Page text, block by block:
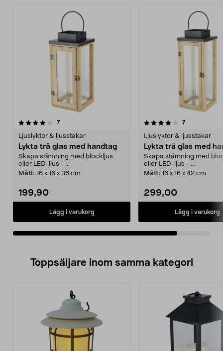
7recensioner
Ljuslyktor & ljusstakar
Lykta trä glas med handtag
Skapa stämning med blockljus
eller LED-ljus –...
Mått: 16 x 16 x 36 cm
199,90
Lägg i varukorg
4.0av 5 stjärnor 7recensioner
Ljuslyktor & ljusstakar
Lykta trä glas med
Skapa stämning med
eller LED-ljus –...
Mått: 16 x 16 x 42 cm
299,00
Lägg i varukorg
Toppsäljare inom samma kategori